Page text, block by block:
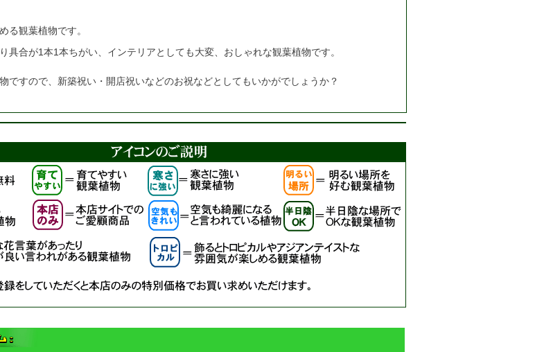
る観葉植物です。
具合が1本1本ちがい、インテリアとしても大変、おしゃれな観葉植物です。
ですので、新築祝い・開店祝いなどのお祝などとしてもいかがでしょうか？